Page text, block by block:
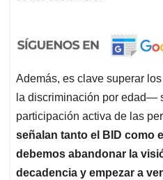
Además, es clave superar
la discriminación por edad—
participación activa de las
señalan tanto el BID como
debemos abandonar la
decadencia y empezar a